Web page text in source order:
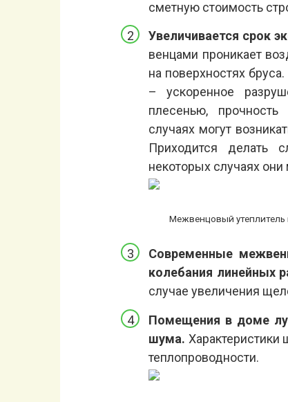
сметную стоимость
Увеличивается срок
венцами проникает
на поверхностях
– ускоренное
плесенью,
случаях могут
Приходится делать
некоторых случаях
Межвенцовый утеплитель
Современные
колебания линейных
случае увеличения
Помещения в доме
шума.
теплопроводности.